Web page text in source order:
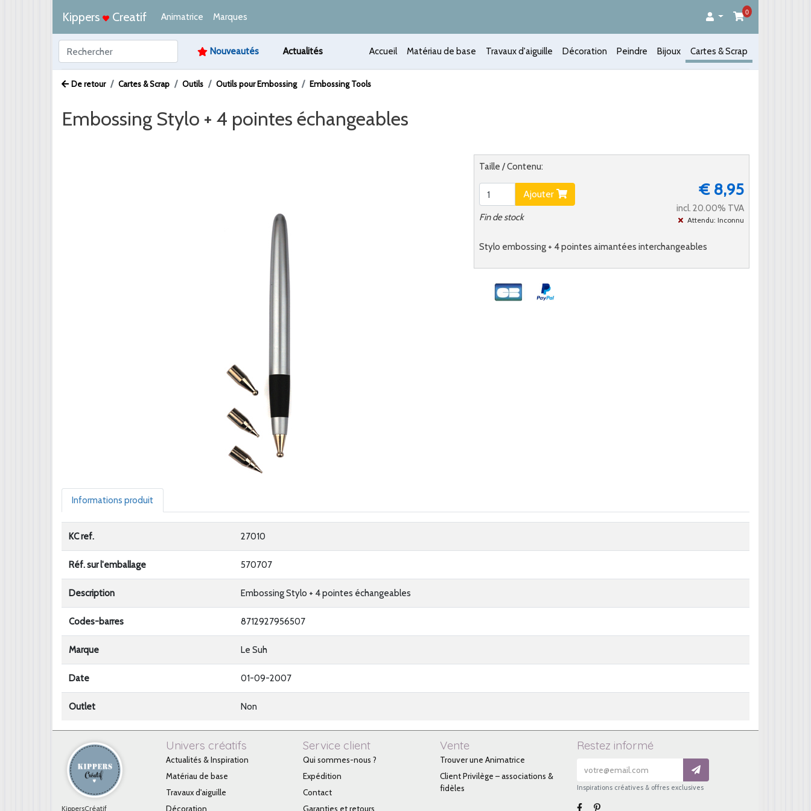
Kippers Creatif Animatrice Marques 0
Nouveautés Actualités Accueil Matériau de base Travaux d'aiguille Décoration Peindre Bijoux Cartes & Scrap
De retour Cartes & Scrap Outils Outils pour Embossing Embossing Tools
Embossing Stylo + 4 pointes échangeables
Taille / Contenu:
Ajouter
Fin de stock
€ 8,95
incl. 20.00% TVA
Attendu: Inconnu
Stylo embossing + 4 pointes aimantées interchangeables
Informations produit
KC ref. 27010
Réf. sur l'emballage 570707
Description Embossing Stylo + 4 pointes échangeables
Codes-barres 8712927956507
Marque Le Suh
Date 01-09-2007
Outlet Non
KippersCréatif
Univers créatifs
Actualités & Inspiration
Matériau de base
Travaux d'aiguille
Décoration
Service client
Qui sommes-nous ?
Expédition
Contact
Garanties et retours
Vente
Trouver une Animatrice
Client Privilège – associations &
fidèles
Restez informé
Inspirations créatives & offres exclusives